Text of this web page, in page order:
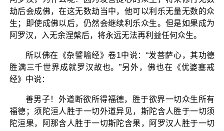
劫后会成佛，在这无数劫当中，他可以利乐无量无数的众
生；即使成佛以后，仍然会继续利乐众生。但是如果成为
阿罗汉，入无余涅槃后，将永远无法再利益任何众生。
所以佛在《杂譬喻经》卷1中说：“发菩萨心，其功德
胜满三千世界成就罗汉故也。”另外，佛也在《优婆塞戒
经》中说：
善男子！外道断欲所得福德，胜于欲界一切众生所有
福德；须陀洹人胜于一切外道异见，斯陀含人胜于一切须
陀洹果，阿那含人胜于一切斯陀含果，阿罗汉人胜于一切